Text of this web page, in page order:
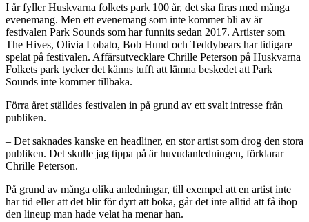
I år fyller Huskvarna folkets park 100 år, det ska firas med många
evenemang. Men ett evenemang som inte kommer bli av är
festivalen Park Sounds som har funnits sedan 2017. Artister som
The Hives, Olivia Lobato, Bob Hund och Teddybears har tidigare
spelat på festivalen. Affärsutvecklare Chrille Peterson på Huskvarna
Folkets park tycker det känns tufft att lämna beskedet att Park
Sounds inte kommer tillbaka.
Förra året ställdes festivalen in på grund av ett svalt intresse från
publiken.
– Det saknades kanske en headliner, en stor artist som drog den stora
publiken. Det skulle jag tippa på är huvudanledningen, förklarar
Chrille Peterson.
På grund av många olika anledningar, till exempel att en artist inte
har tid eller att det blir för dyrt att boka, går det inte alltid att få ihop
den lineup man hade velat ha menar han.